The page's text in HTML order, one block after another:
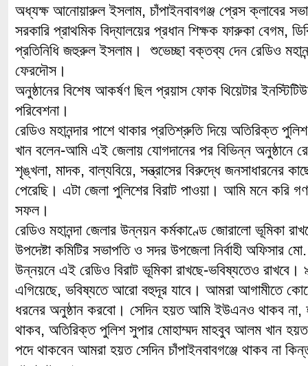
অধ্যক্ষ আনোয়ারুল ইসলাম, চাঁপাইনবাবগঞ্জ প্রেস ক্লাবের
সরকারি প্রাথমিক বিদ্যালয়ের প্রধান শিক্ষক ফারুকা বেগম,
প্রতিনিধি জহুরুল ইসলাম। শুভেচ্ছা বক্তব্য দেন রেডিও
ফেরদৌস।
অনুষ্ঠানের বিশেষ আকর্ষণ ছিল প্রয়াস ফোক থিয়েটার
পরিবেশনা।
রেডিও মহানন্দার পাশে থাকার প্রতিশ্রুতি দিয়ে অতিরিক্ত
খান বলেন-আমি এই জেলায় যোগদানের পর বিভিন্ন অনুষ্ঠানে
শৃঙ্খলা, মাদক, বাল্যবিয়ে, সন্ত্রাসের বিরুদ্ধে জনসাধারনের
পেরেছি। এটা জেলা পুলিশের বিরাট পাওয়া। আমি মনে করি
সফল।
রেডিও মহানন্দা জেলার উন্নয়ন কর্মকাণ্ডে জোরালো ভূমিকা
উপদেষ্টা কমিটির সভাপতি ও সদর উপজেলা নির্বাহী অফিসার
উন্নয়নে এই রেডিও বিরাট ভূমিকা রাখছে-ভবিষ্যতেও
এগিয়েছে, ভবিষ্যতে আরো বহুদূর যাবে। আমরা আগামীতে
ধরনের অনুষ্ঠান করবো। সেদিন হয়ত আমি ইউএনও থাকব
থাকব, অতিরিক্ত পুলিশ সুপার মোহাম্মদ মাহবুব আলম খান
পদে থাকবেন আমরা হয়ত সেদিন চাঁপাইনবাবগঞ্জে থাকব না